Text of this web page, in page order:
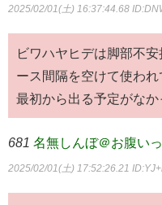
2025/02/01(土) 16:37:44.68
ビワハヤヒデは脚部不
ース間隔を空けて使わ
最初から出る予定がなか
681 名無しんぼ＠お腹い
2025/02/01(土) 17:52:26.21